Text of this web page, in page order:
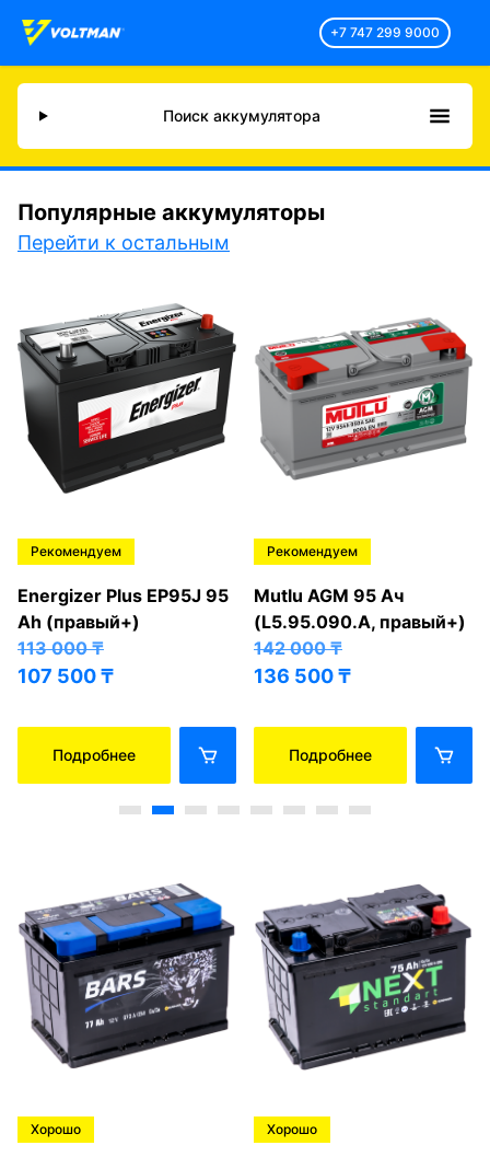
+7 747 299 9000
Поиск аккумулятора
Популярные аккумуляторы
Перейти к остальным
Рекомендуем
Energizer Plus EP95J 95
Ah (правый+)
113 000₸
107 500₸
Подробнее
Рекомендуем
Mutlu AGM 95 Ач
(L5.95.090.A, правый+)
142 000₸
136 500₸
Подробнее
Хорошо Хорошо